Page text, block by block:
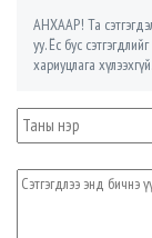
АНХААР! Та
уу. Ёс бус
хариуцлага хүлээхгүй.